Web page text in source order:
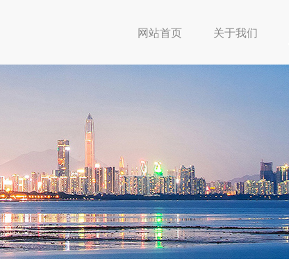
网站首页 关于我们